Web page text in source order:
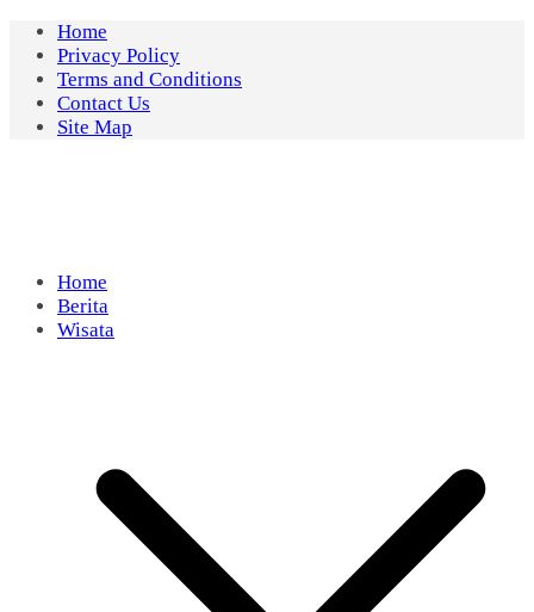
Skip
content
Home
Privacy Policy
Terms and Conditions
Contact Us
Site Map
Home
Berita
Wisata